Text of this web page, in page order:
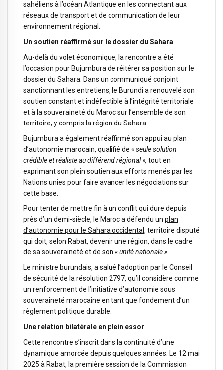
sahéliens à l’océan Atlantique en les connectant aux
réseaux de transport et de communication de leur
environnement régional.
Un soutien réaffirmé sur le dossier du Sahara
Au-delà du volet économique, la rencontre a été
l’occasion pour Bujumbura de réitérer sa position sur le
dossier du Sahara. Dans un communiqué conjoint
sanctionnant les entretiens, le Burundi a renouvelé son
soutien constant et indéfectible à l’intégrité territoriale
et à la souveraineté du Maroc sur l’ensemble de son
territoire, y compris la région du Sahara.
Bujumbura a également réaffirmé son appui au plan
d’autonomie marocain, qualifié de « seule solution
crédible et réaliste au différend régional », tout en
exprimant son plein soutien aux efforts menés par les
Nations unies pour faire avancer les négociations sur
cette base.
Pour tenter de mettre fin à un conflit qui dure depuis
près d’un demi-siècle, le Maroc a défendu un plan
d’autonomie pour le Sahara occidental, territoire disputé
qui doit, selon Rabat, devenir une région, dans le cadre
de sa souveraineté et de son « unité nationale ».
Le ministre burundais, a salué l’adoption par le Conseil
de sécurité de la résolution 2797, qu’il considère comme
un renforcement de l’initiative d’autonomie sous
souveraineté marocaine en tant que fondement d’un
règlement politique durable.
Une relation bilatérale en plein essor
Cette rencontre s’inscrit dans la continuité d’une
dynamique amorcée depuis quelques années. Le 12 mai
2025 à Rabat, la première session de la Commission